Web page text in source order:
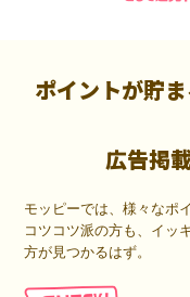
ポイントが貯
広告掲
モッピーでは、様々なポ
コツコツ派の方も、イッ
方が見つかるはず。